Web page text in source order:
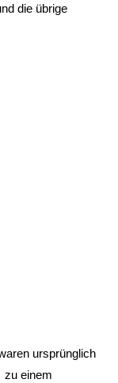
die übrige
ursprünglich
zu einem